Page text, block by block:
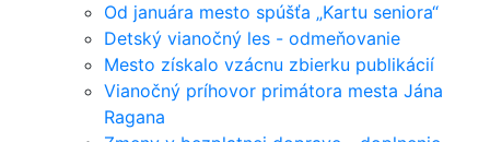
Od januára mesto spúšťa „Kartu seniora“
Detský vianočný les - odmeňovanie
Mesto získalo vzácnu zbierku publikácií
Vianočný príhovor primátora mesta Jána
Ragana